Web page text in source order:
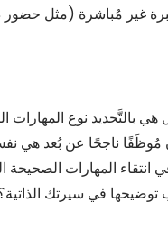
غير مُباشرة (مثل
هي بالتَّحديد نوع
مُوظَفًا ناجحًا عن بُعد هي
المهارات الصحيحة
توضيحها في سيرتك